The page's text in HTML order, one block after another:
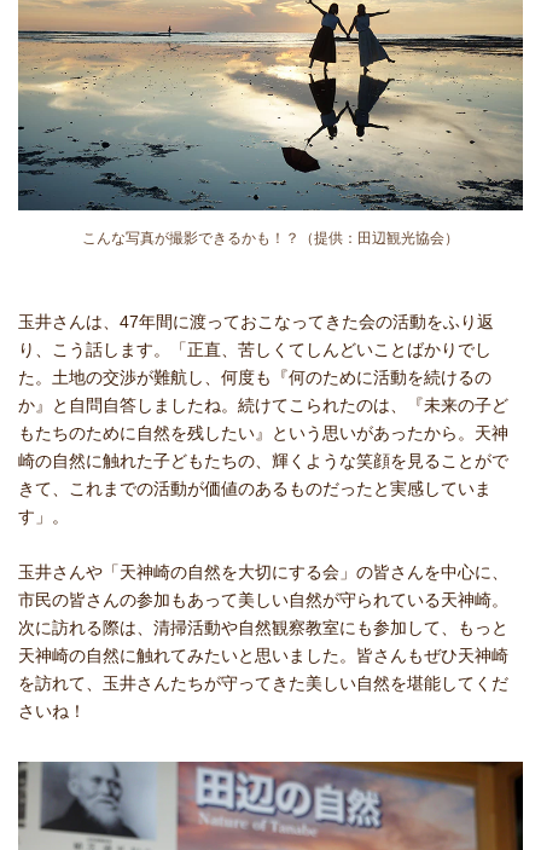
こんな写真が撮影できるかも！？（提供：田辺観光協会）
玉井さんは、47年間に渡っておこなってきた会の活動をふり返
り、こう話します。「正直、苦しくてしんどいことばかりでし
た。土地の交渉が難航し、何度も『何のために活動を続けるの
か』と自問自答しましたね。続けてこられたのは、『未来の子ど
もたちのために自然を残したい』という思いがあったから。天神
崎の自然に触れた子どもたちの、輝くような笑顔を見ることがで
きて、これまでの活動が価値のあるものだったと実感していま
す」。
玉井さんや「天神崎の自然を大切にする会」の皆さんを中心に、
市民の皆さんの参加もあって美しい自然が守られている天神崎。
次に訪れる際は、清掃活動や自然観察教室にも参加して、もっと
天神崎の自然に触れてみたいと思いました。皆さんもぜひ天神崎
を訪れて、玉井さんたちが守ってきた美しい自然を堪能してくだ
さいね！